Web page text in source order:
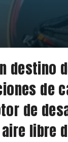
de
de
libre